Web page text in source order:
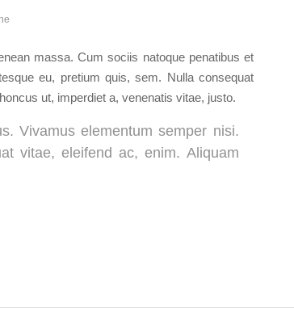
massa. Cum sociis natoque penatibus et
eu, pretium quis, sem. Nulla consequat
ut, imperdiet a, venenatis vitae, justo.
Vivamus elementum semper nisi.
vitae, eleifend ac, enim. Aliquam